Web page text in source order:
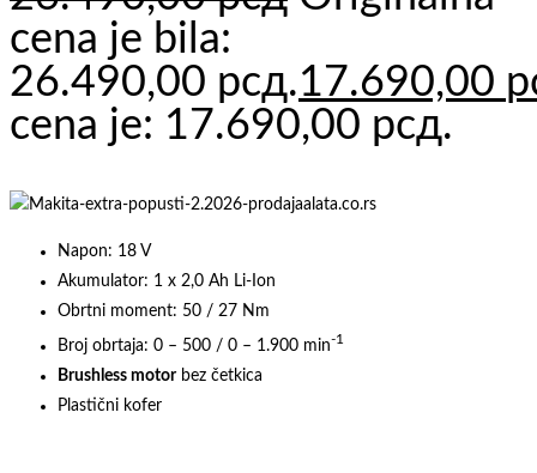
cena je bila:
26.490,00 рсд.17.690,00
cena je: 17.690,00 рсд.
Napon: 18 V
Akumulator: 1 x 2,0 Ah Li-Ion
Obrtni moment: 50 / 27 Nm
Broj obrtaja: 0 – 500 / 0 – 1.900 min-1
Brushless motorbez četkica
Plastični kofer